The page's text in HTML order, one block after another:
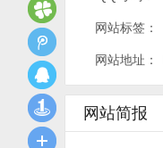
网站标签：
网站地址：
网站简报